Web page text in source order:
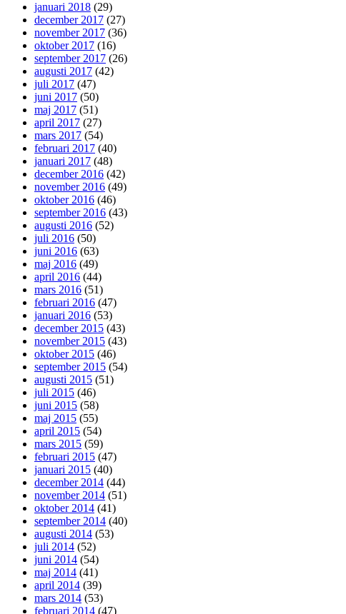
januari 2018 (29)
december 2017 (27)
november 2017 (36)
oktober 2017 (16)
september 2017 (26)
augusti 2017 (42)
juli 2017 (47)
juni 2017 (50)
maj 2017 (51)
april 2017 (27)
mars 2017 (54)
februari 2017 (40)
januari 2017 (48)
december 2016 (42)
november 2016 (49)
oktober 2016 (46)
september 2016 (43)
augusti 2016 (52)
juli 2016 (50)
juni 2016 (63)
maj 2016 (49)
april 2016 (44)
mars 2016 (51)
februari 2016 (47)
januari 2016 (53)
december 2015 (43)
november 2015 (43)
oktober 2015 (46)
september 2015 (54)
augusti 2015 (51)
juli 2015 (46)
juni 2015 (58)
maj 2015 (55)
april 2015 (54)
mars 2015 (59)
februari 2015 (47)
januari 2015 (40)
december 2014 (44)
november 2014 (51)
oktober 2014 (41)
september 2014 (40)
augusti 2014 (53)
juli 2014 (52)
juni 2014 (54)
maj 2014 (41)
april 2014 (39)
mars 2014 (53)
februari 2014 (47)